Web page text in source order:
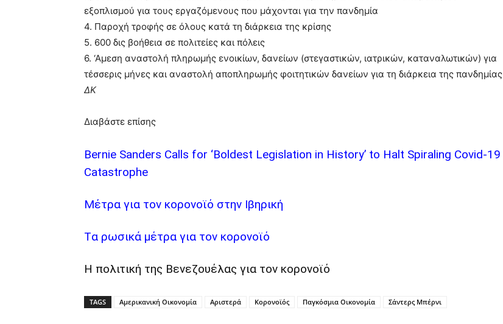
εξοπλισμού για τους εργαζόμενους που μάχονται για την πανδημία
4. Παροχή τροφής σε όλους κατά τη διάρκεια της κρίσης
5. 600 δις βοήθεια σε πολιτείες και πόλεις
6. ‘Αμεση αναστολή πληρωμής ενοικίων, δανείων (στεγαστικών, ιατρικών, καταναλωτικών) για
τέσσερις μήνες και αναστολή αποπληρωμής φοιτητικών δανείων για τη διάρκεια της πανδημίας
ΔΚ
Διαβάστε επίσης
Bernie Sanders Calls for ‘Boldest Legislation in History’ to Halt Spiraling Covid-19
Catastrophe
Μέτρα για τον κορονοϊό στην Ιβηρική
Tα ρωσικά μέτρα για τον κορονοϊό
Η πολιτική της Βενεζουέλας για τον κορονοϊό
TAGS Αμερικανική Οικονομία Αριστερά Κορονοϊός Παγκόσμια Οικονομία Σάντερς Μπέρνι